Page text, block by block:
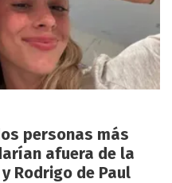
personas más
afuera de la
Rodrigo de Paul